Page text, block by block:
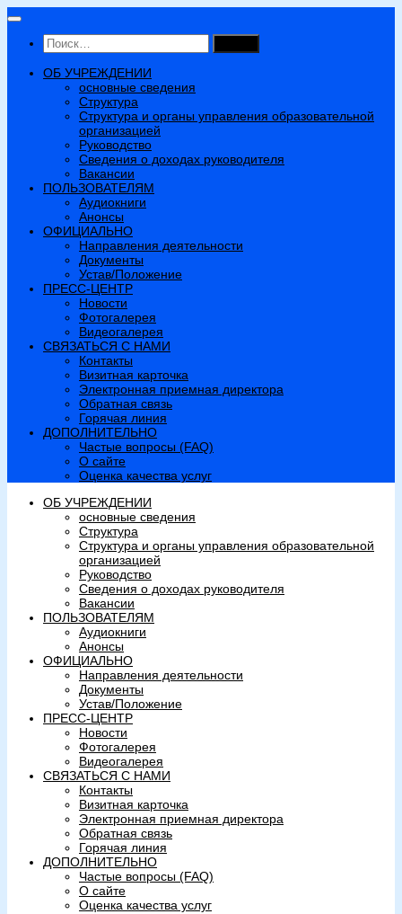
Перейти
содержимому
Найти:
ОБ УЧРЕЖДЕНИИ
основные сведения
Структура
Структура и органы управления образовательной
организацией
Руководство
Сведения о доходах руководителя
Вакансии
ПОЛЬЗОВАТЕЛЯМ
Аудиокниги
Анонсы
ОФИЦИАЛЬНО
Направления деятельности
Документы
Устав/Положение
ПРЕСС-ЦЕНТР
Новости
Фотогалерея
Видеогалерея
СВЯЗАТЬСЯ С НАМИ
Контакты
Визитная карточка
Электронная приемная директора
Обратная связь
Горячая линия
ДОПОЛНИТЕЛЬНО
Частые вопросы (FAQ)
О сайте
Оценка качества услуг
ОБ УЧРЕЖДЕНИИ
основные сведения
Структура
Структура и органы управления образовательной
организацией
Руководство
Сведения о доходах руководителя
Вакансии
ПОЛЬЗОВАТЕЛЯМ
Аудиокниги
Анонсы
ОФИЦИАЛЬНО
Направления деятельности
Документы
Устав/Положение
ПРЕСС-ЦЕНТР
Новости
Фотогалерея
Видеогалерея
СВЯЗАТЬСЯ С НАМИ
Контакты
Визитная карточка
Электронная приемная директора
Обратная связь
Горячая линия
ДОПОЛНИТЕЛЬНО
Частые вопросы (FAQ)
О сайте
Оценка качества услуг